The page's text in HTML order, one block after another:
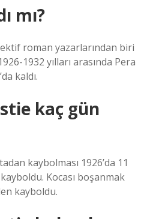
mı?
roman yazarlarından biri
1932 yılları arasında Pera
kaldı.
kaç gün
kaybolması 1926’da 11
Kocası boşanmak
kayboldu.